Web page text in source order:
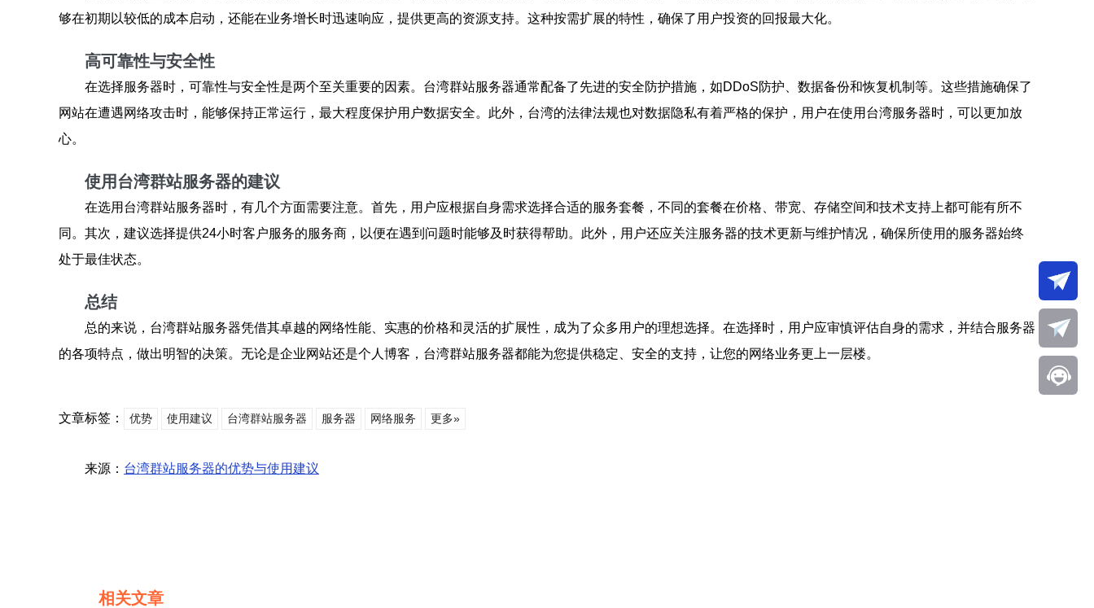
够在初期以较低的成本启动，还能在业务增长时迅速响应，提供更高的资源支持。这种按需扩展的特性，确保了用户投资的回报最大化。
高可靠性与安全性
在选择服务器时，可靠性与安全性是两个至关重要的因素。台湾群站服务器通常配备了先进的安全防护措施，如DDoS防护、数据备份和恢复机制等。这些措施确保了
网站在遭遇网络攻击时，能够保持正常运行，最大程度保护用户数据安全。此外，台湾的法律法规也对数据隐私有着严格的保护，用户在使用台湾服务器时，可以更加放
心。
使用台湾群站服务器的建议
在选用台湾群站服务器时，有几个方面需要注意。首先，用户应根据自身需求选择合适的服务套餐，不同的套餐在价格、带宽、存储空间和技术支持上都可能有所不
同。其次，建议选择提供24小时客户服务的服务商，以便在遇到问题时能够及时获得帮助。此外，用户还应关注服务器的技术更新与维护情况，确保所使用的服务器始终
处于最佳状态。
总结
总的来说，台湾群站服务器凭借其卓越的网络性能、实惠的价格和灵活的扩展性，成为了众多用户的理想选择。在选择时，用户应审慎评估自身的需求，并结合服务器
的各项特点，做出明智的决策。无论是企业网站还是个人博客，台湾群站服务器都能为您提供稳定、安全的支持，让您的网络业务更上一层楼。
文章标签： 优势 使用建议 台湾群站服务器 服务器 网络服务 更多»
来源： 台湾群站服务器的优势与使用建议
相关文章